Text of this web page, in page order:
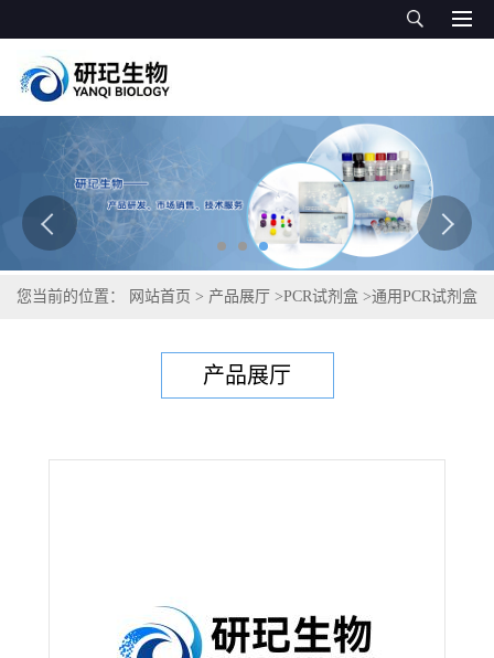
您当前的位置： 网站首页 > 产品展厅 >PCR试剂盒 >通用PCR试剂盒
产品展厅